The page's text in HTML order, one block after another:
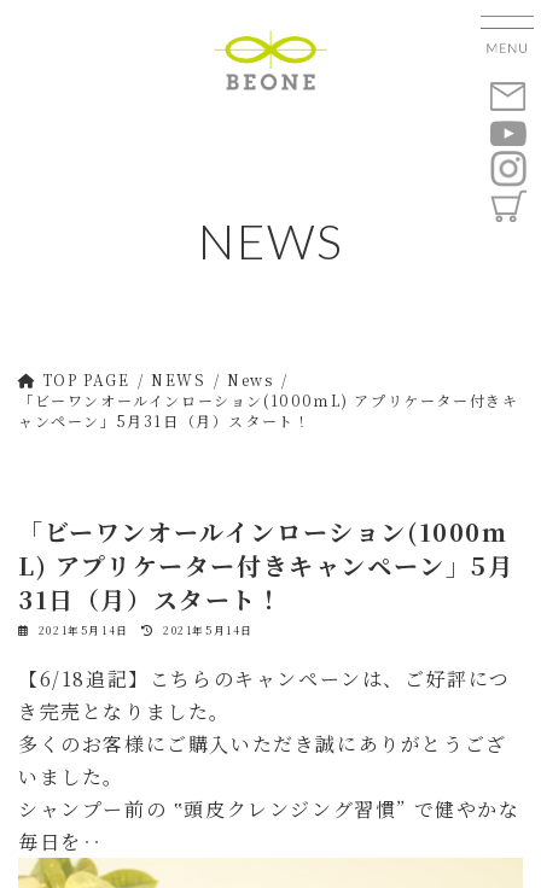
NEWS
TOP PAGE NEWS
News
「ビーワンオールインローション(1000ｍL) アプリケーター付きキ
ャンペーン」5月31日（月）スタート！
「ビーワンオールインローション(1000ｍ
L) アプリケーター付きキャンペーン」5月
31日（月）スタート！
2021年5月14日
最
新
日
時
:
2021年5月14日
【6/18追記】こちらのキャンペーンは、ご好評につ
き完売となりました。
多くのお客様にご購入いただき誠にありがとうござ
いました。
シャンプー前の ‟頭皮クレンジング習慣” で健やかな
毎日を‥